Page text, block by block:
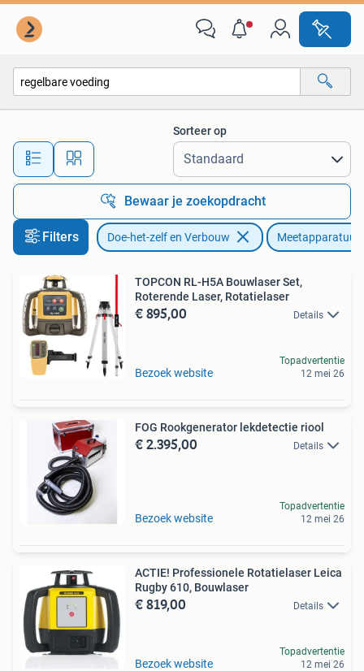
Alle afstanden…
Sorteer op
Bewaar je zoekopdracht
Filters Doe-het-zelf en Verbouw Meetapparatuur
TOPCON RL-H5A Bouwlaser Set,
Roterende Laser, Rotatielaser
€ 895,00 Details
Bezoek website
Topadvertentie
12 mei 26
FOG Rookgenerator lekdetectie riool
€ 2.395,00 Details
Bezoek website
Topadvertentie
12 mei 26
ACTIE! Professionele Rotatielaser Leica
Rugby 610, Bouwlaser
€ 819,00 Details
Bezoek website
Topadvertentie
12 mei 26